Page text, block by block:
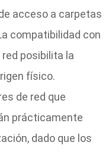
acceso a carpetas
compatibilidad con
posibilita la
físico.
de red que
prácticamente
dado que los